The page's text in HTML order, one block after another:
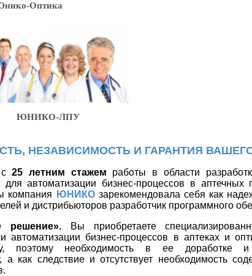
Оптика
ЛПУ
НЕЗАВИСИМОСТЬ И ГАРАНТИЯ
с25 летним стажем работы в области
для автоматизации бизнес-процессов в аптечных
компания
ЮНИКОзарекомендовала себя как
и дистрибьюторов разработчик программного
решение».
Вы приобретаете
автоматизации бизнес-процессов в аптеках и
поэтому необходимость в ее доработке и
а как следствие и отсутствует необходимость